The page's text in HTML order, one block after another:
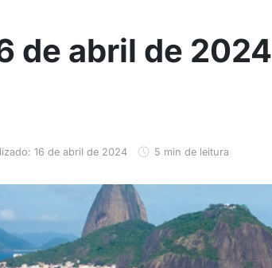
de abril de 2024
16 de abril de 2024 5 min de leitura